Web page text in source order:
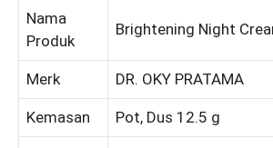
Nama
Produk
Brightening Night
Merk DR. OKY PRATAMA
Kemasan Pot, Dus 12.5 g